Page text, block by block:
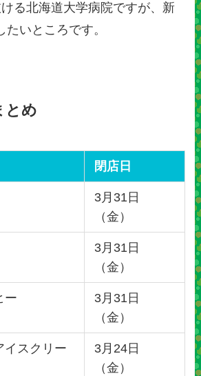
る北海道大学病院ですが、新
いところです。
とめ
閉店日
3月31日
（金）
3月31日
（金）
ー
3月31日
（金）
イスクリー
3月24日
（金）